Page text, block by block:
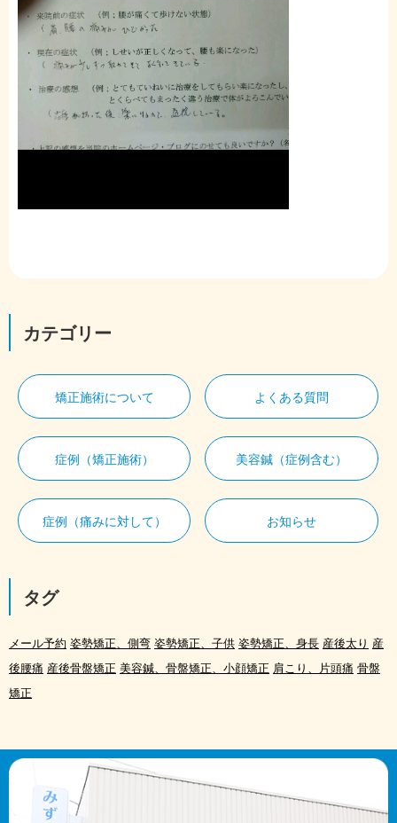
カテゴリー
矯正施術について よくある質問
症例（矯正施術） 美容鍼（症例含む）
症例（痛みに対して） お知らせ
タグ
メール予約 姿勢矯正、側弯 姿勢矯正、子供 姿勢矯正、身長 産後太り 産
後腰痛 産後骨盤矯正 美容鍼、骨盤矯正、小顔矯正 肩こり、片頭痛 骨盤
矯正